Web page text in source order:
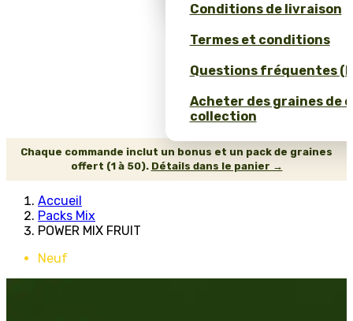
Conditions de livraison
Termes et conditions
Questions fréquentes
Acheter des graines de
collection
Chaque commande inclut un bonus et un pack de graines
offert (1 à 50). Détails dans le panier →
Accueil
Packs Mix
POWER MIX FRUIT
Neuf